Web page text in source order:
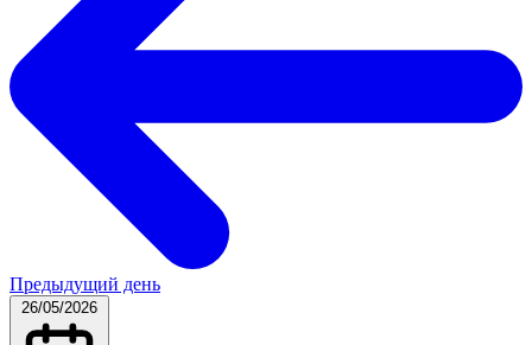
Предыдущий день
26/05/2026